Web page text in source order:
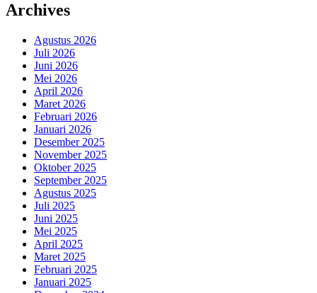
Archives
Agustus 2026
Juli 2026
Juni 2026
Mei 2026
April 2026
Maret 2026
Februari 2026
Januari 2026
Desember 2025
November 2025
Oktober 2025
September 2025
Agustus 2025
Juli 2025
Juni 2025
Mei 2025
April 2025
Maret 2025
Februari 2025
Januari 2025